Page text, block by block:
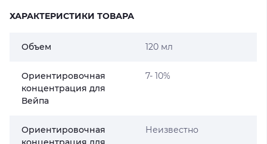
ХАРАКТЕРИСТИКИ ТОВАРА
Объем 120 мл
Ориентировочная
концентрация для
Вейпа
7- 10%
Ориентировочная
Неизвестно